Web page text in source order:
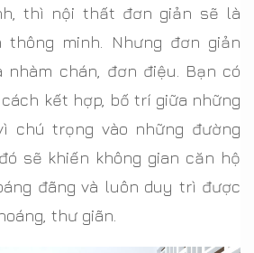
thì nội thất đơn giản sẽ là
minh. Nhưng đơn giản
nhàm chán, đơn điệu. Bạn có
kết hợp, bố trí giữa những
chú trọng vào những đường
sẽ khiến không gian căn hộ
đãng và luôn duy trì được
thư giãn.